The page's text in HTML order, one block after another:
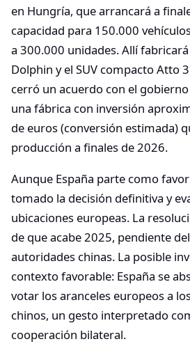
en Hungría, que arrancará a
capacidad para 150.000
a 300.000 unidades. Allí
Dolphin y el SUV compacto Atto
cerró un acuerdo con el
una fábrica con inversión
de euros (conversión estimada)
producción a finales de 2026.
Aunque España parte como
tomado la decisión definitiva y
ubicaciones europeas. La
de que acabe 2025, pendiente
autoridades chinas. La posible
contexto favorable: España se
votar los aranceles europeos a
chinos, un gesto interpretado
cooperación bilateral.